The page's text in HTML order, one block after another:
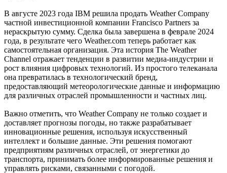
В августе 2023 года IBM решила продать Weather Company
частной инвестиционной компании Francisco Partners за
нераскрытую сумму. Сделка была завершена в феврале 2024
года, в результате чего Weather.com теперь работает как
самостоятельная организация. Эта история The Weather
Channel отражает тенденции в развитии медиа-индустрии и
рост влияния цифровых технологий. Из простого телеканала
она превратилась в технологический бренд,
предоставляющий метеорологические данные и информацию
для различных отраслей промышленности и частных лиц.
Важно отметить, что Weather Company не только создает и
доставляет прогнозы погоды, но также разрабатывает
инновационные решения, используя искусственный
интеллект и большие данные. Эти решения помогают
предприятиям различных отраслей, от энергетики до
транспорта, принимать более информированные решения и
управлять рисками, связанными с погодой.